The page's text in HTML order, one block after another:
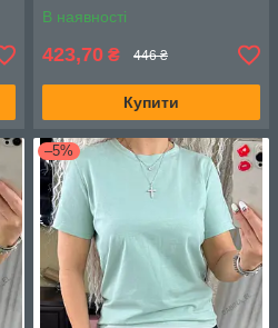
В наявності
423,70 ₴ 446 ₴
Купити
–5%